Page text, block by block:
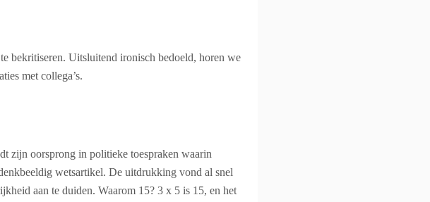
bekritiseren. Uitsluitend ironisch bedoeld, horen we
met collega’s.
zijn oorsprong in politieke toespraken waarin
wetsartikel. De uitdrukking vond al snel
aan te duiden. Waarom 15? 3 x 5 is 15, en het